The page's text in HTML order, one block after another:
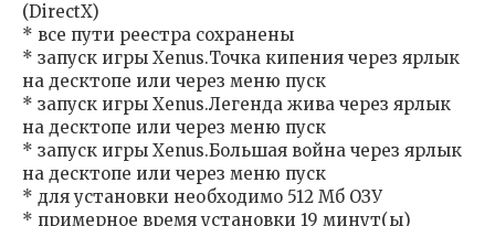
(DirectX)
* все пути реестра сохранены
* запуск игры Xenus.Точка кипения через ярлык
на десктопе или через меню пуск
* запуск игры Xenus.Легенда жива через ярлык
на десктопе или через меню пуск
* запуск игры Xenus.Большая война через ярлык
на десктопе или через меню пуск
* для установки необходимо 512 Мб ОЗУ
* примерное время установки 19 минут(ы)